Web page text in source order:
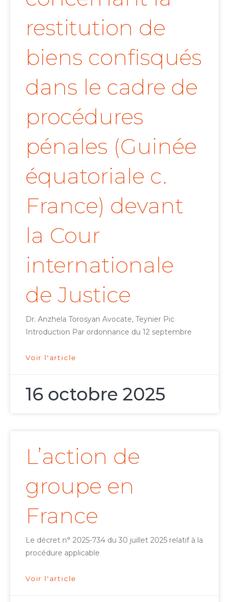
restitution de
biens confisqués
dans le cadre de
procédures
pénales (Guinée
équatoriale c.
France) devant
la Cour
internationale
de Justice
Dr. Anzhela Torosyan Avocate, Teynier Pic
Introduction Par ordonnance du 12 septembre
Voir l'article
16 octobre 2025
L’action de
groupe en
France
Le décret n° 2025-734 du 30 juillet 2025 relatif à la
procédure applicable
Voir l'article